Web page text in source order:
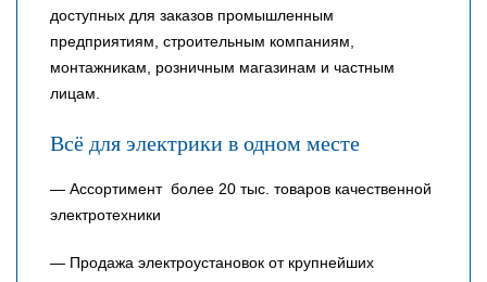
доступных для заказов промышленным
предприятиям, строительным компаниям,
монтажникам, розничным магазинам и частным
лицам.
Всё для электрики в одном месте
— Ассортимент более 20 тыс. товаров качественной
электротехники
— Продажа электроустановок от крупнейших